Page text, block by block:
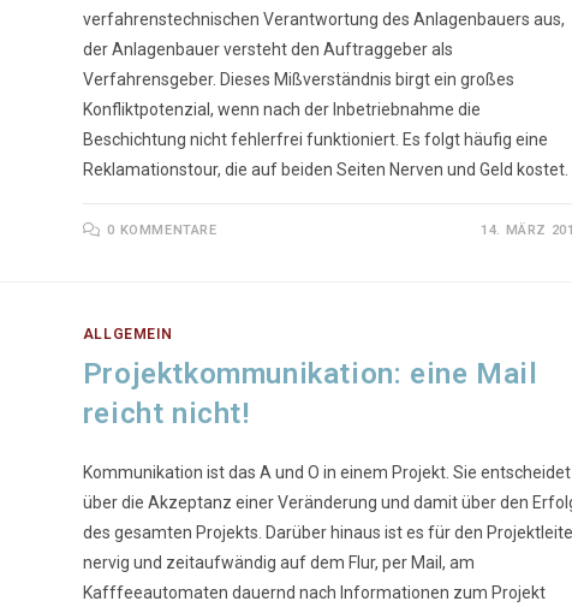
verfahrenstechnischen Verantwortung des Anlagenbauers aus,
der Anlagenbauer versteht den Auftraggeber als
Verfahrensgeber. Dieses Mißverständnis birgt ein großes
Konfliktpotenzial, wenn nach der Inbetriebnahme die
Beschichtung nicht fehlerfrei funktioniert. Es folgt häufig eine
Reklamationstour, die auf beiden Seiten Nerven und Geld kostet.
0 KOMMENTARE 14. MÄRZ
ALLGEMEIN
Projektkommunikation: eine Mail
reicht nicht!
Kommunikation ist das A und O in einem Projekt. Sie entscheidet
über die Akzeptanz einer Veränderung und damit über den
des gesamten Projekts. Darüber hinaus ist es für den
nervig und zeitaufwändig auf dem Flur, per Mail, am
Kafffeeautomaten dauernd nach Informationen zum Projekt